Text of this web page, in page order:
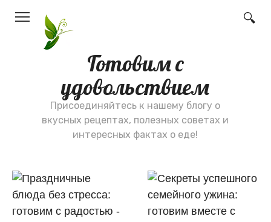
Готовим с
удовольствием
Присоединяйтесь к нашему блогу о
вкусных рецептах, полезных советах и
интересных фактах о еде!